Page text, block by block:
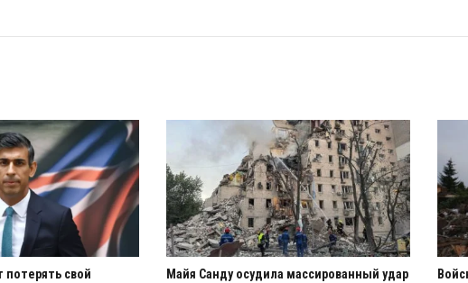
потерять свой
Майя Санду осудила массированный удар